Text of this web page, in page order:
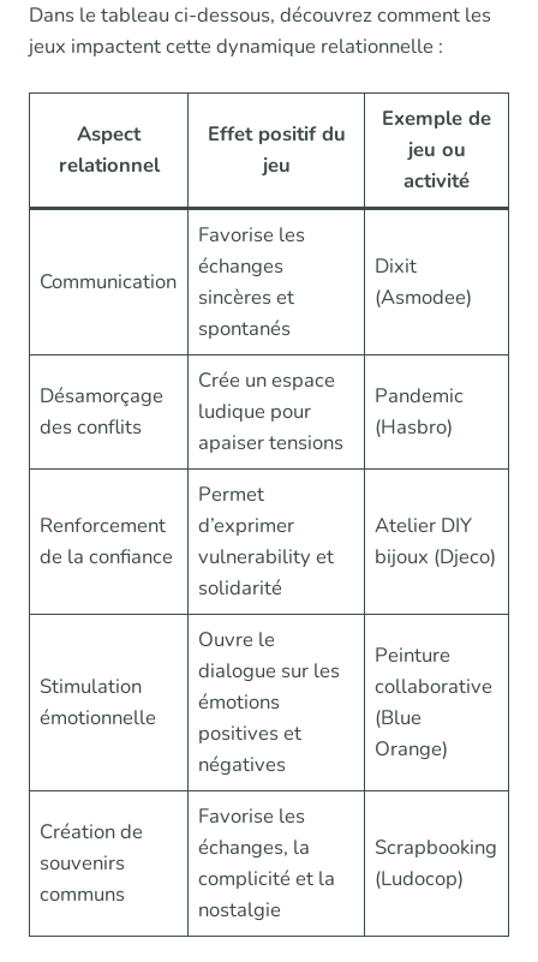
Dans le tableau ci-dessous, découvrez comment les
jeux impactent cette dynamique relationnelle :
Aspect
relationnel
Effet positif du
jeu
Exemple de
jeu ou
activité
Communication
Favorise les
échanges
sincères et
spontanés
Dixit
(Asmodee)
Désamorçage
des conflits
Crée un espace
ludique pour
apaiser tensions
Pandemic
(Hasbro)
Renforcement
de la confiance
Permet
d’exprimer
vulnerability et
solidarité
Atelier DIY
bijoux (Djeco)
Stimulation
émotionnelle
Ouvre le
dialogue sur les
émotions
positives et
négatives
Peinture
collaborative
(Blue
Orange)
Création de
souvenirs
communs
Favorise les
échanges, la
complicité et la
nostalgie
Scrapbooking
(Ludocop)